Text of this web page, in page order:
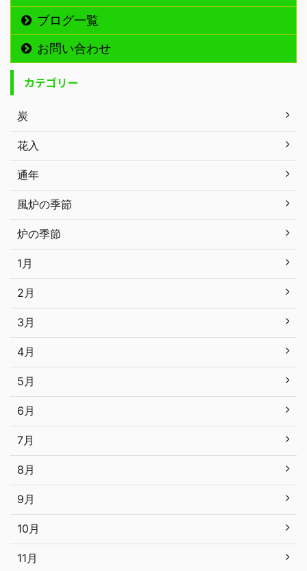
ブログ一覧
お問い合わせ
カテゴリー
炭
花入
通年
風炉の季節
炉の季節
1月
2月
3月
4月
5月
6月
7月
8月
9月
10月
11月